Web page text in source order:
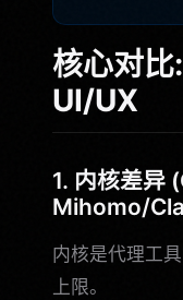
核心对
UI/UX
1. 内核差异
Mihomo/
内核是代理工
上限。